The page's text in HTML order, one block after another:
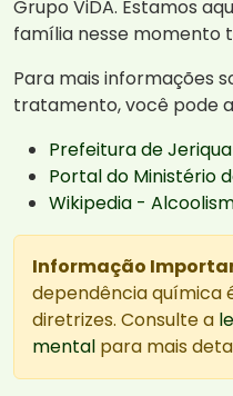
Grupo ViDA. Estamos
família nesse momento
Para mais informações
tratamento, você pode
Prefeitura de
Portal do Ministério
Wikipedia -
Informação
dependência química
diretrizes. Consulte a
mental para mais